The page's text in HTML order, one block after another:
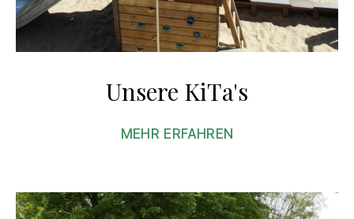
Unsere KiTa's
MEHR ERFAHREN